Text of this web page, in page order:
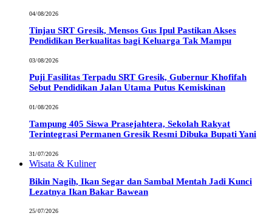
04/08/2026
Tinjau SRT Gresik, Mensos Gus Ipul Pastikan Akses
Pendidikan Berkualitas bagi Keluarga Tak Mampu
03/08/2026
Puji Fasilitas Terpadu SRT Gresik, Gubernur Khofifah
Sebut Pendidikan Jalan Utama Putus Kemiskinan
01/08/2026
Tampung 405 Siswa Prasejahtera, Sekolah Rakyat
Terintegrasi Permanen Gresik Resmi Dibuka Bupati Yani
31/07/2026
Wisata & Kuliner
Bikin Nagih, Ikan Segar dan Sambal Mentah Jadi Kunci
Lezatnya Ikan Bakar Bawean
25/07/2026